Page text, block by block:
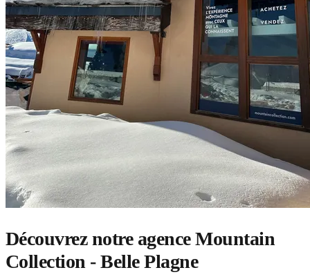
Découvrez notre agence Mountain
Collection - Belle Plagne